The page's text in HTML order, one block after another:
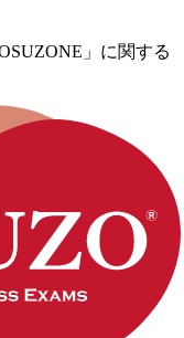
」に関する